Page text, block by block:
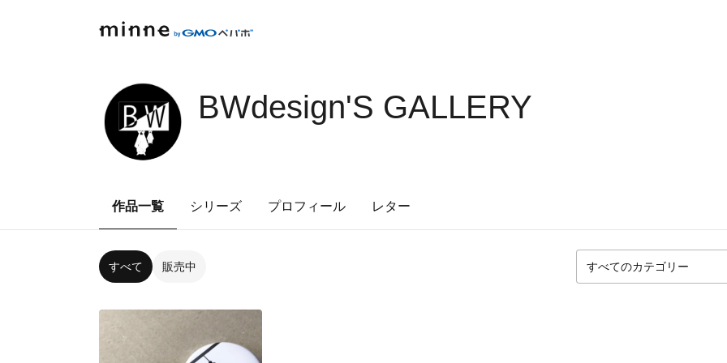
BWdesign'S GALLERY
作品一覧 シリーズ プロフィール レター
すべて 販売中